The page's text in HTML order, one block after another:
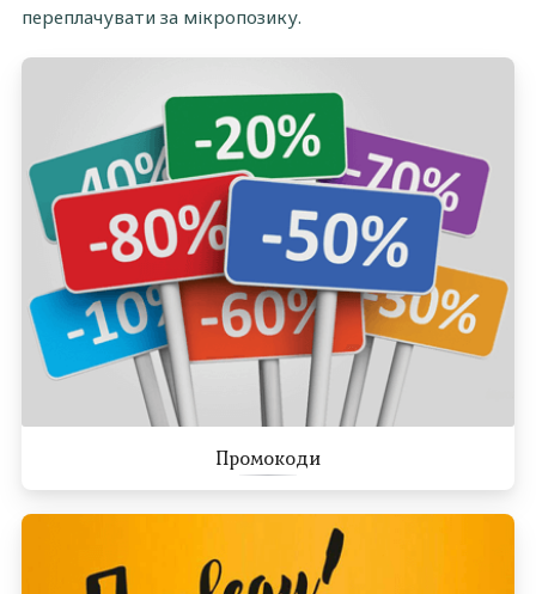
переплачувати за мікропозику.
Промокоди